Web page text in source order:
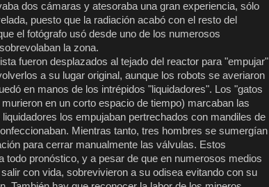
dos cámaras y atesoraba una gran experiencia, sólo
puesto que la radiación acabó con el resto del
el fotógrafo usó desde uno de los numerosos
la zona.
fueron desplazados al tejado del reactor para "empujar"
a su lugar original, aunque los robots se averiaron
en manos de los intrépidos "liquidadores". Los "gatos
en un corto espacio de tiempo) marcaban las
los empujaban pertrechados con mandiles de
Mientras tanto, tres hombres se sumergían
para cerrar manualmente las válvulas. Estos
todo pronóstico, y a pesar de que en numerosos medios
con vida, sobrevivieron a su odisea evitando con su